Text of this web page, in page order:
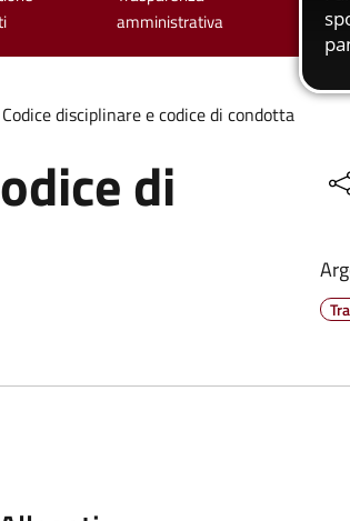
amministrativa
Codice disciplinare e codice di condotta
di